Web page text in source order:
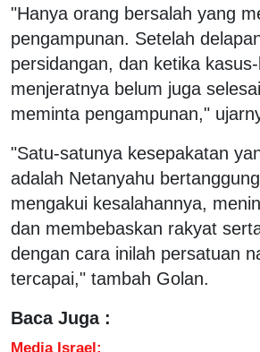
"Hanya orang bersalah yang
pengampunan. Setelah
persidangan, dan ketika
menjeratnya belum juga
meminta pengampunan,"
"Satu-satunya kesepakatan
adalah Netanyahu
mengakui kesalahannya,
dan membebaskan rakyat
dengan cara inilah persatuan
tercapai," tambah Golan.
Baca Juga :
Media Israel: